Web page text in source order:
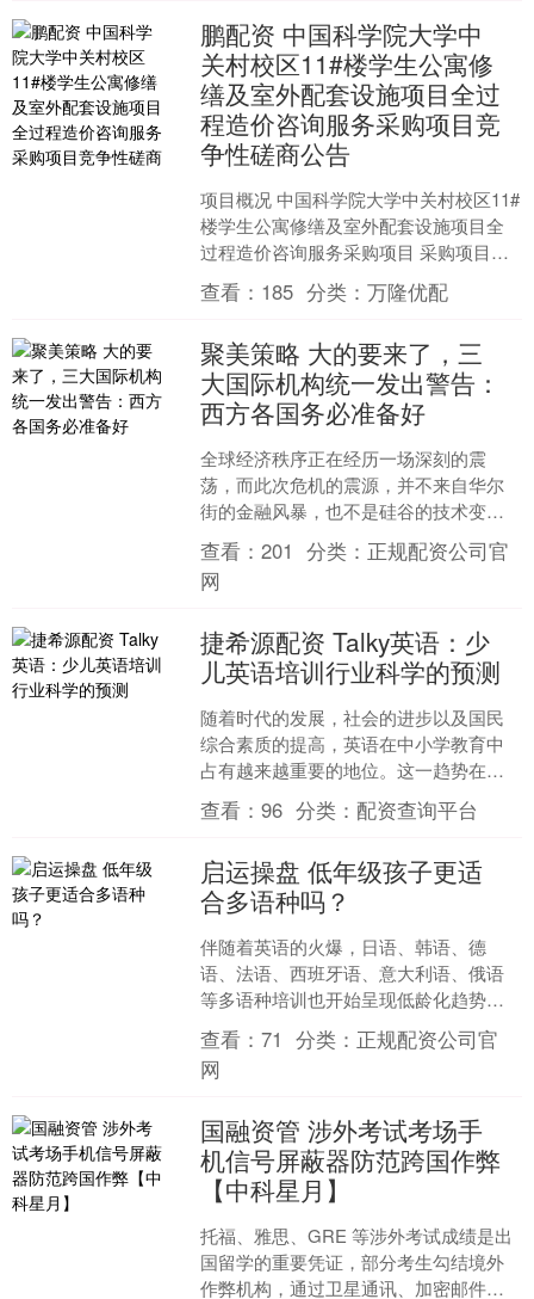
鹏配资 中国科学院大学中
关村校区11#楼学生公寓修
缮及室外配套设施项目全过
程造价咨询服务采购项目竞
争性磋商公告
项目概况 中国科学院大学中关村校区11#
楼学生公寓修缮及室外配套设施项目全
过程造价咨询服务采购项目 采购项目的
潜在供应商应在北京市丰台区广安路9号
院国投财富广场....
查看： 185 分类：万隆优配
聚美策略 大的要来了，三
大国际机构统一发出警告：
西方各国务必准备好
全球经济秩序正在经历一场深刻的震
荡，而此次危机的震源，并不来自华尔
街的金融风暴，也不是硅谷的技术变
革，而是在中东那条狭窄的霍尔木兹海
峡，这条水道最窄处仅有33公....
查看：201 分类： 正规配资公司官
网
捷希源配资 Talky英语：少
儿英语培训行业科学的预测
随着时代的发展，社会的进步以及国民
综合素质的提高，英语在中小学教育中
占有越来越重要的地位。这一趋势在基
础教育的启蒙阶段——少儿时期尤为突
出：全国各地双语幼儿园的....
查看：96 分类：配资查询平台
启运操盘 低年级孩子更适
合多语种吗？
伴随着英语的火爆，日语、韩语、德
语、法语、西班牙语、意大利语、俄语
等多语种培训也开始呈现低龄化趋势。
很多小学生已经不仅满足于学习简单的
英语，第二外语成为了新选择....
查看：71 分类： 正规配资公司官
网
国融资管 涉外考试考场手
机信号屏蔽器防范跨国作弊
【中科星月】
托福、雅思、GRE 等涉外考试成绩是出
国留学的重要凭证，部分考生勾结境外
作弊机构，通过卫星通讯、加密邮件等